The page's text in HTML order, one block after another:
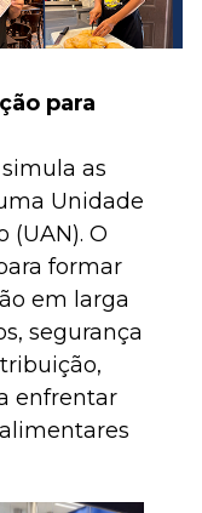
para
as
Unidade
(UAN). O
formar
em larga
segurança
enfrentar